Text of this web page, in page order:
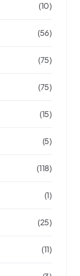
(10)
(56)
(75)
(75)
(15)
(5)
(118)
(1)
(25)
(11)